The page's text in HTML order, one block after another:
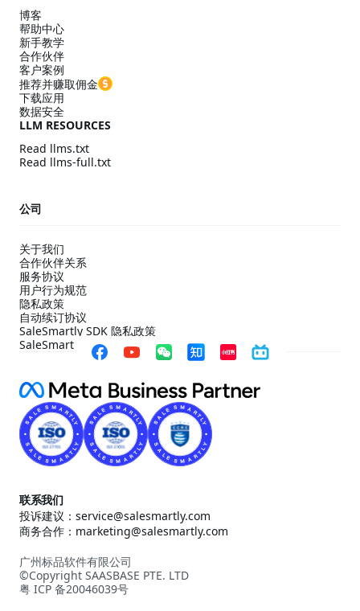
博客
帮助中心
新手教学
合作伙伴
客户案例
推荐并赚取佣金
下载应用
数据安全
LLM RESOURCES
Read llms.txt
Read llms-full.txt
公司
关于我们
合作伙伴关系
服务协议
用户行为规范
隐私政策
自动续订协议
SaleSmartly SDK 隐私政策
SaleSmartly SDK 合规配置指引
联系我们
投诉建议：service@salesmartly.com
商务合作：marketing@salesmartly.com
广州标品软件有限公司
©Copyright SAASBASE PTE. LTD
粤 ICP 备20046039号